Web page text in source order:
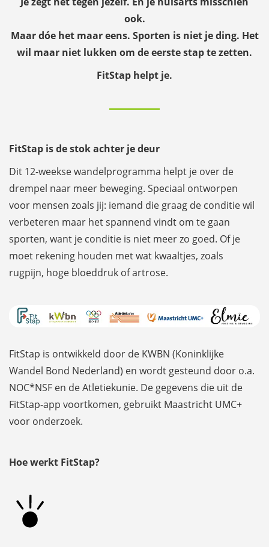
ook.
Maar dóe het maar eens. Sporten is niet je ding. Het
wil maar niet lukken om de eerste stap te zetten.
FitStap helpt je.
FitStap is de stok achter je deur
Dit 12-weekse wandelprogramma helpt je over de
drempel naar meer beweging. Speciaal ontworpen
voor mensen zoals jij: iemand die graag de conditie wil
verbeteren maar het spannend vindt om te gaan
sporten, want je conditie is niet meer zo goed. Of je
moet rekening houden met wat kwaaltjes, zoals
rugpijn, hoge bloeddruk of artrose.
FitStap is ontwikkeld door de KWBN (Koninklijke
Wandel Bond Nederland) en wordt gesteund door o.a.
NOC*NSF en de Atletiekunie. De gegevens die uit de
FitStap-app voortkomen, gebruikt Maastricht UMC+
voor onderzoek.
Hoe werkt FitStap?